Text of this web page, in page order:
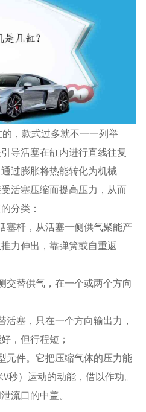
，款式过多就不一一列举
导活塞在缸内进行直线往复
过膨胀将热能转化为机械
活塞压缩而提高压力，从而
分类：
塞杆，从活塞一侧供气聚能产
力伸出，靠弹簧或自重返
交替供气，在一个或两个方向
活塞，只在一个方向输出力，
，但行程短；
元件。它把压缩气体的压力能
秒）运动的动能，借以作功。
流口的中盖。